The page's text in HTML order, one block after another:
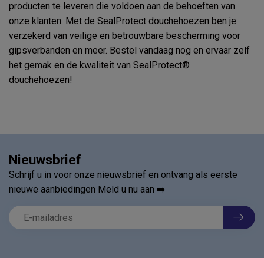
producten te leveren die voldoen aan de behoeften van
onze klanten. Met de SealProtect douchehoezen ben je
verzekerd van veilige en betrouwbare bescherming voor
gipsverbanden en meer. Bestel vandaag nog en ervaar zelf
het gemak en de kwaliteit van SealProtect®
douchehoezen!
Nieuwsbrief
Schrijf u in voor onze nieuwsbrief en ontvang als eerste
nieuwe aanbiedingen Meld u nu aan ➡️